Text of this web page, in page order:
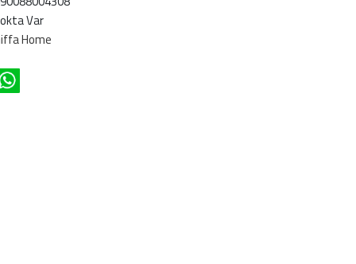
Var
Home